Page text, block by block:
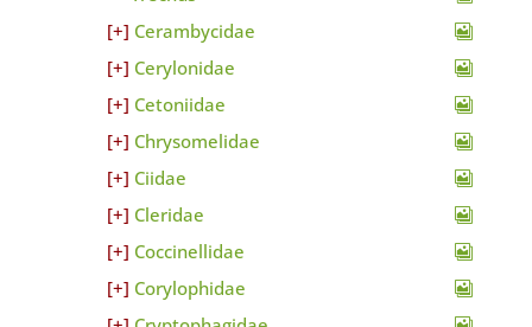
Cerambycidae
Cerylonidae
Cetoniidae
Chrysomelidae
Ciidae
Cleridae
Coccinellidae
Corylophidae